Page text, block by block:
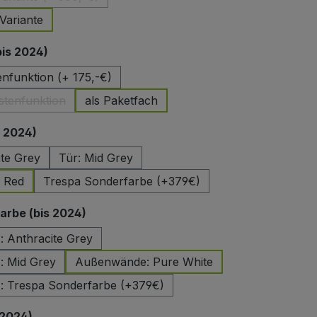
(Diese Option ist zurzeit nicht verfügbar.)
2024)auswählen
(+ 175,-€)
(Diese Option ist zurzeit nicht verfügbar.)
als Paketfach
2024)auswählen
Grey
Tür: Mid Grey
Trespa Sonderfarbe (+379€)
(bis 2024)auswählen
Anthracite Grey
Mid Grey
Außenwände: Pure White
Trespa Sonderfarbe (+379€)